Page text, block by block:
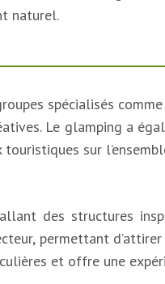
naturel.
spécialisés
Le glamping a
sur
des structures
permettant
et offre une